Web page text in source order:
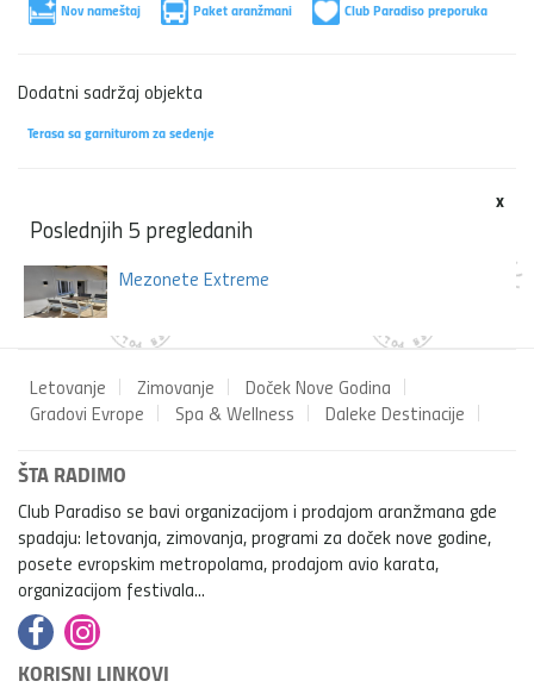
Nov nameštaj
Paket aranžmani Club Paradiso preporuka
Dodatni sadržaj objekta
Terasa sa garniturom za sedenje
x
Poslednjih 5 pregledanih
Mezonete Extreme
Letovanje Zimovanje
Doček Nove Godina
Gradovi Evrope
Spa & Wellness Daleke Destinacije
ŠTA RADIMO
Club Paradiso se bavi organizacijom i prodajom aranžmana gde
spadaju: letovanja, zimovanja, programi za doček nove godine,
posete evropskim metropolama, prodajom avio karata,
organizacijom festivala...
KORISNI LINKOVI